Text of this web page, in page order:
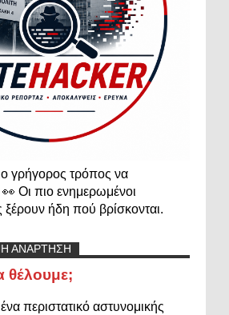
γρήγορος τρόπος να
Οι πιο ενημερωμένοι
ήδη πού βρίσκονται.
ΑΝΑΡΤΗΣΗ
θέλουμε;
περιστατικό αστυνομικής